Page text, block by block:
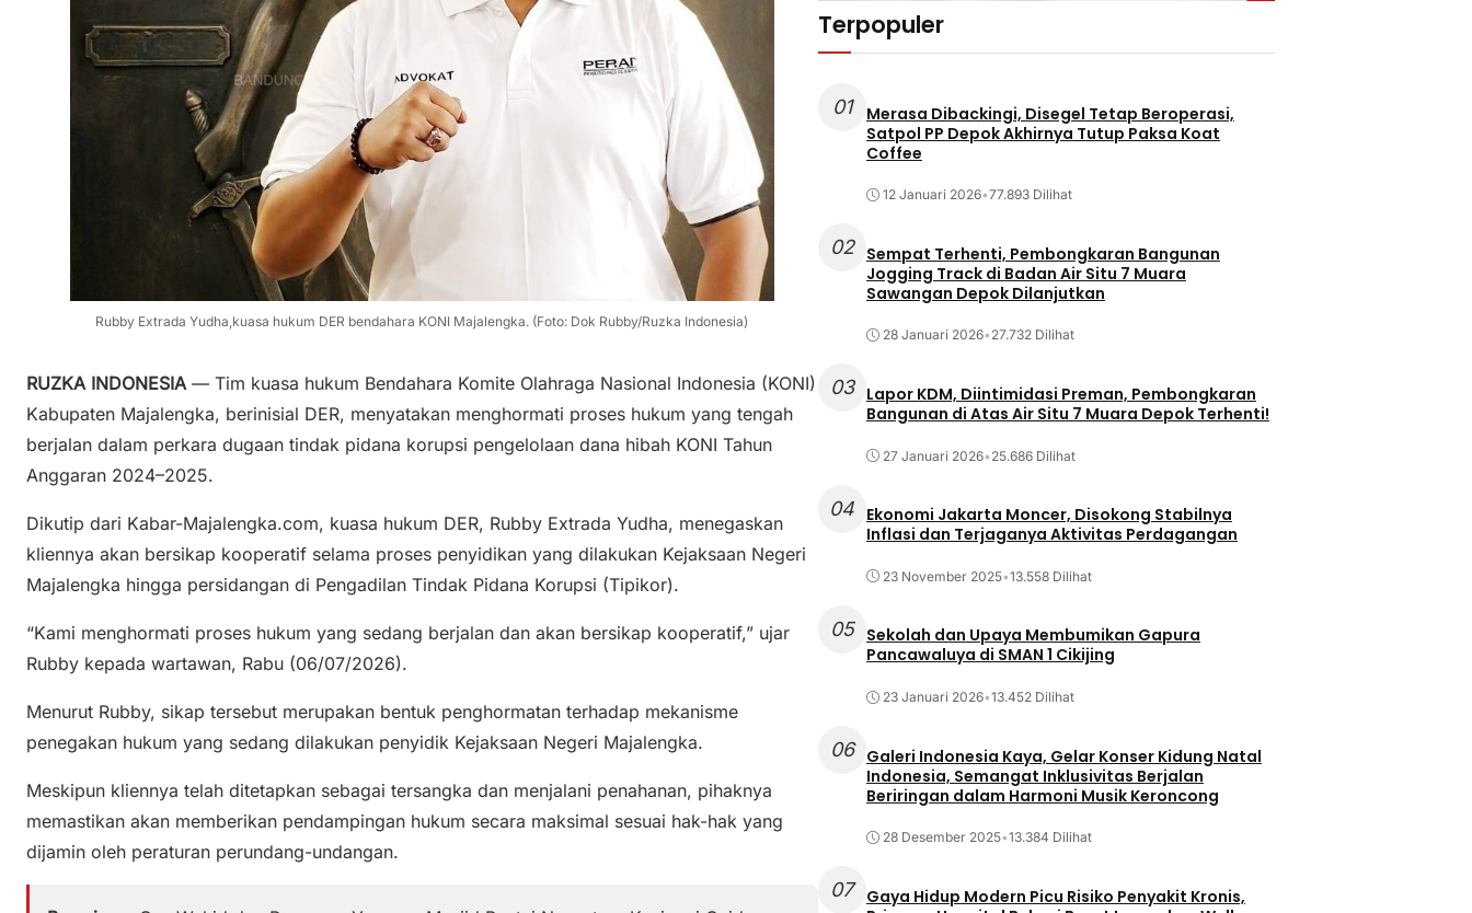
Rubby Extrada Yudha,kuasa hukum DER bendahara KONI Majalengka. (Foto: Dok Rubby/Ruzka Indonesia)
RUZKA INDONESIA — Tim kuasa hukum Bendahara Komite Olahraga Nasional Indonesia (KONI)
Kabupaten Majalengka, berinisial DER, menyatakan menghormati proses hukum yang tengah
berjalan dalam perkara dugaan tindak pidana korupsi pengelolaan dana hibah KONI Tahun
Anggaran 2024–2025.
Dikutip dari Kabar-Majalengka.com, kuasa hukum DER, Rubby Extrada Yudha, menegaskan
kliennya akan bersikap kooperatif selama proses penyidikan yang dilakukan Kejaksaan Negeri
Majalengka hingga persidangan di Pengadilan Tindak Pidana Korupsi (Tipikor).
“Kami menghormati proses hukum yang sedang berjalan dan akan bersikap kooperatif,” ujar
Rubby kepada wartawan, Rabu (06/07/2026).
Menurut Rubby, sikap tersebut merupakan bentuk penghormatan terhadap mekanisme
penegakan hukum yang sedang dilakukan penyidik Kejaksaan Negeri Majalengka.
Meskipun kliennya telah ditetapkan sebagai tersangka dan menjalani penahanan, pihaknya
memastikan akan memberikan pendampingan hukum secara maksimal sesuai hak-hak yang
dijamin oleh peraturan perundang-undangan.
Terpopuler
01
Merasa Dibackingi, Disegel Tetap Beroperasi,
Satpol PP Depok Akhirnya Tutup Paksa Koat
Coffee
12 Januari 2026•77.893 Dilihat
02
Sempat Terhenti, Pembongkaran Bangunan
Jogging Track di Badan Air Situ 7 Muara
Sawangan Depok Dilanjutkan
28 Januari 2026• 27.732 Dilihat
03
Lapor KDM, Diintimidasi Preman, Pembongkaran
Bangunan di Atas Air Situ 7 Muara Depok Terhenti!
27 Januari 2026• 25.686 Dilihat
04 Ekonomi Jakarta Moncer, Disokong Stabilnya
Inflasi dan Terjaganya Aktivitas Perdagangan
23 November 2025•13.558 Dilihat
05
Sekolah dan Upaya Membumikan Gapura
Pancawaluya di SMAN 1 Cikijing
23 Januari 2026•13.452 Dilihat
06
Galeri Indonesia Kaya, Gelar Konser Kidung Natal
Indonesia, Semangat Inklusivitas Berjalan
Beriringan dalam Harmoni Musik Keroncong
28 Desember 2025•13.384 Dilihat
07
Gaya Hidup Modern Picu Risiko Penyakit Kronis,